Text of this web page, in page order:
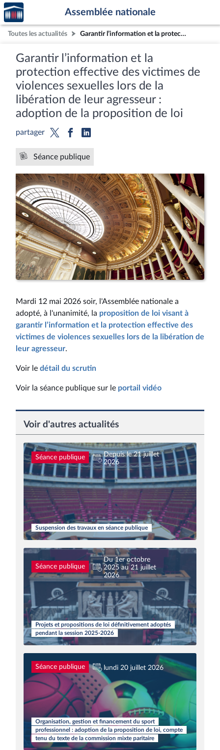
Aller au contenu
Aller en bas de la page
Accèder
à la
page
d'accueil
Assemblée nationale
Toutes les actualités Garantir l’information et la protection effective des victimes de violences sexuelles lors de la libération de leur agresseur : adoption de la proposition de loi
Garantir l’information et la
protection effective des victimes de
violences sexuelles lors de la
libération de leur agresseur :
adoption de la proposition de loi
partager
Séance publique
Mardi 12 mai 2026 soir, l'Assemblée nationale a
adopté, à l'unanimité, la proposition de loi visant à
garantir l’information et la protection effective des
victimes de violences sexuelles lors de la libération de
leur agresseur.
Voir le détail du scrutin
Voir la séance publique sur le portail vidéo
Voir d'autres actualités
Séance publique
Depuis le 21 juillet
2026
Suspension des travaux en séance publique
Séance publique
Du 1er octobre
2025 au 21 juillet
2026
Projets et propositions de loi définitivement adoptés
pendant la session 2025-2026
Séance publique lundi 20 juillet 2026
Organisation, gestion et financement du sport
professionnel : adoption de la proposition de loi, compte
tenu du texte de la commission mixte paritaire